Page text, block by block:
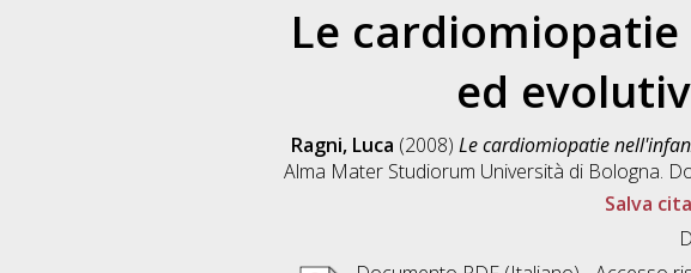
Le
ed
Ragni, Luca (2008) Le cardiomiopatie
Alma Mater Studiorum Università di Bologna.
Salva